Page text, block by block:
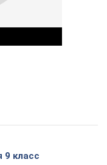
Video
9 класс